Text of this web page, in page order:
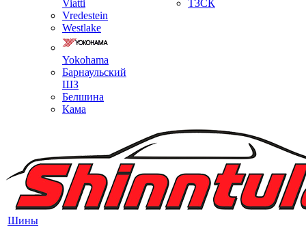
Viatti
Vredestein
Westlake
Yokohama
Барнаульский
ШЗ
Белшина
Кама
ТЗСК
Шины